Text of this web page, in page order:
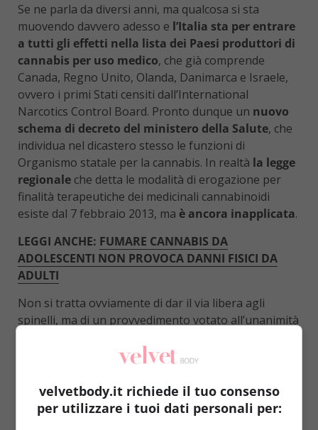
Se ne parla da diversi anni, ma qualcosa si sta
muovendo davvero adesso e l’Italia sta per entrare
a tutti gli effetti nella lista dei Paesi produttori di
cannabis per uso medico, che già comprende
Canada, Regno Unito, Olanda, Danimarca e Israele,
ovvero i primi Stati censiti dall’International
Narcotics Control Board. Pronto dunque un nuovo
schema di decreto del ministero della Salute, che
individua nel dicastero stesso le funzioni di
Organismo statale per la cannabis. In realtà la legge
regionale che detta le modalità di erogazione per
finalità terapeutiche dei medicinali cannabinoidi
esiste dal 7 febbraio 2013, ma è ancora inapplicata.
LEGGI ANCHE: FUMARE CANNABIS DA
ADOLESCENTI NON PROVOCA DANNI FISICI DA
ADULTI
Non si tratta ovviamente di dar il via libera agli
spinelli, ma di un provvedimento votato all’unanimità
prescrizione di cannabis per le malattie su cui
l’utilità dell’assunzione: sclerosi multipla e laterale
amiotrofica, sindrome di Tourette, Parkinson,
velvetbody.it richiede il tuo consenso
per utilizzare i tuoi dati personali per: